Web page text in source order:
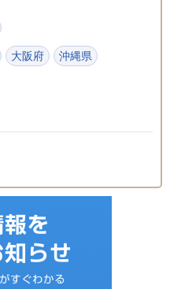
大阪府 沖縄県